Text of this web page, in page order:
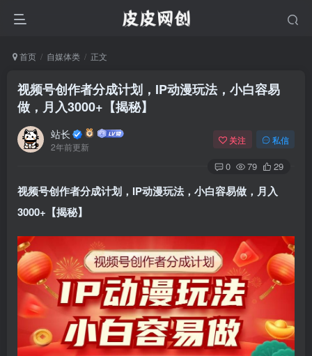
首页 自媒体类 正文
视频号创作者分成计划，IP动漫玩法，小白容易
做，月入3000+【揭秘】
站长
2年前更新
关注 私信
0 79 29
视频号创作者分成计划 ，IP动漫玩法，小白容易做，月入
3000+【揭秘】